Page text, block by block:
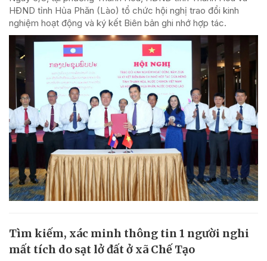
HĐND tỉnh Hủa Phăn (Lào) tổ chức hội nghị trao đổi kinh
nghiệm hoạt động và ký kết Biên bản ghi nhớ hợp tác.
Tìm kiếm, xác minh thông tin 1 người nghi
mất tích do sạt lở đất ở xã Chế Tạo